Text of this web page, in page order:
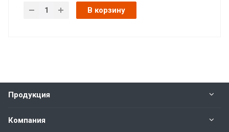
В корзину
Продукция
Компания